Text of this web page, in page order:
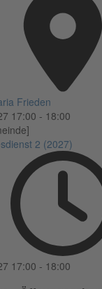
Frieden
17:00 - 18:00
2 (2027)
17:00 - 18:00